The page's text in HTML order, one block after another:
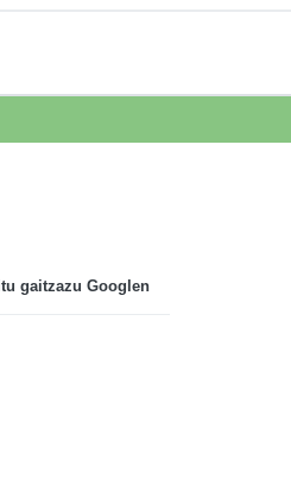
gaitzazu Googlen